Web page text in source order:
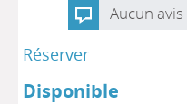
Aucun
Réserver
Disponible